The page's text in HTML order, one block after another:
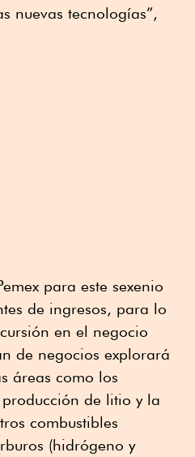
nuevas tecnologías”,
para este sexenio
de ingresos, para lo
en el negocio
de negocios explorará
áreas como los
de litio y la
combustibles
(hidrógeno y